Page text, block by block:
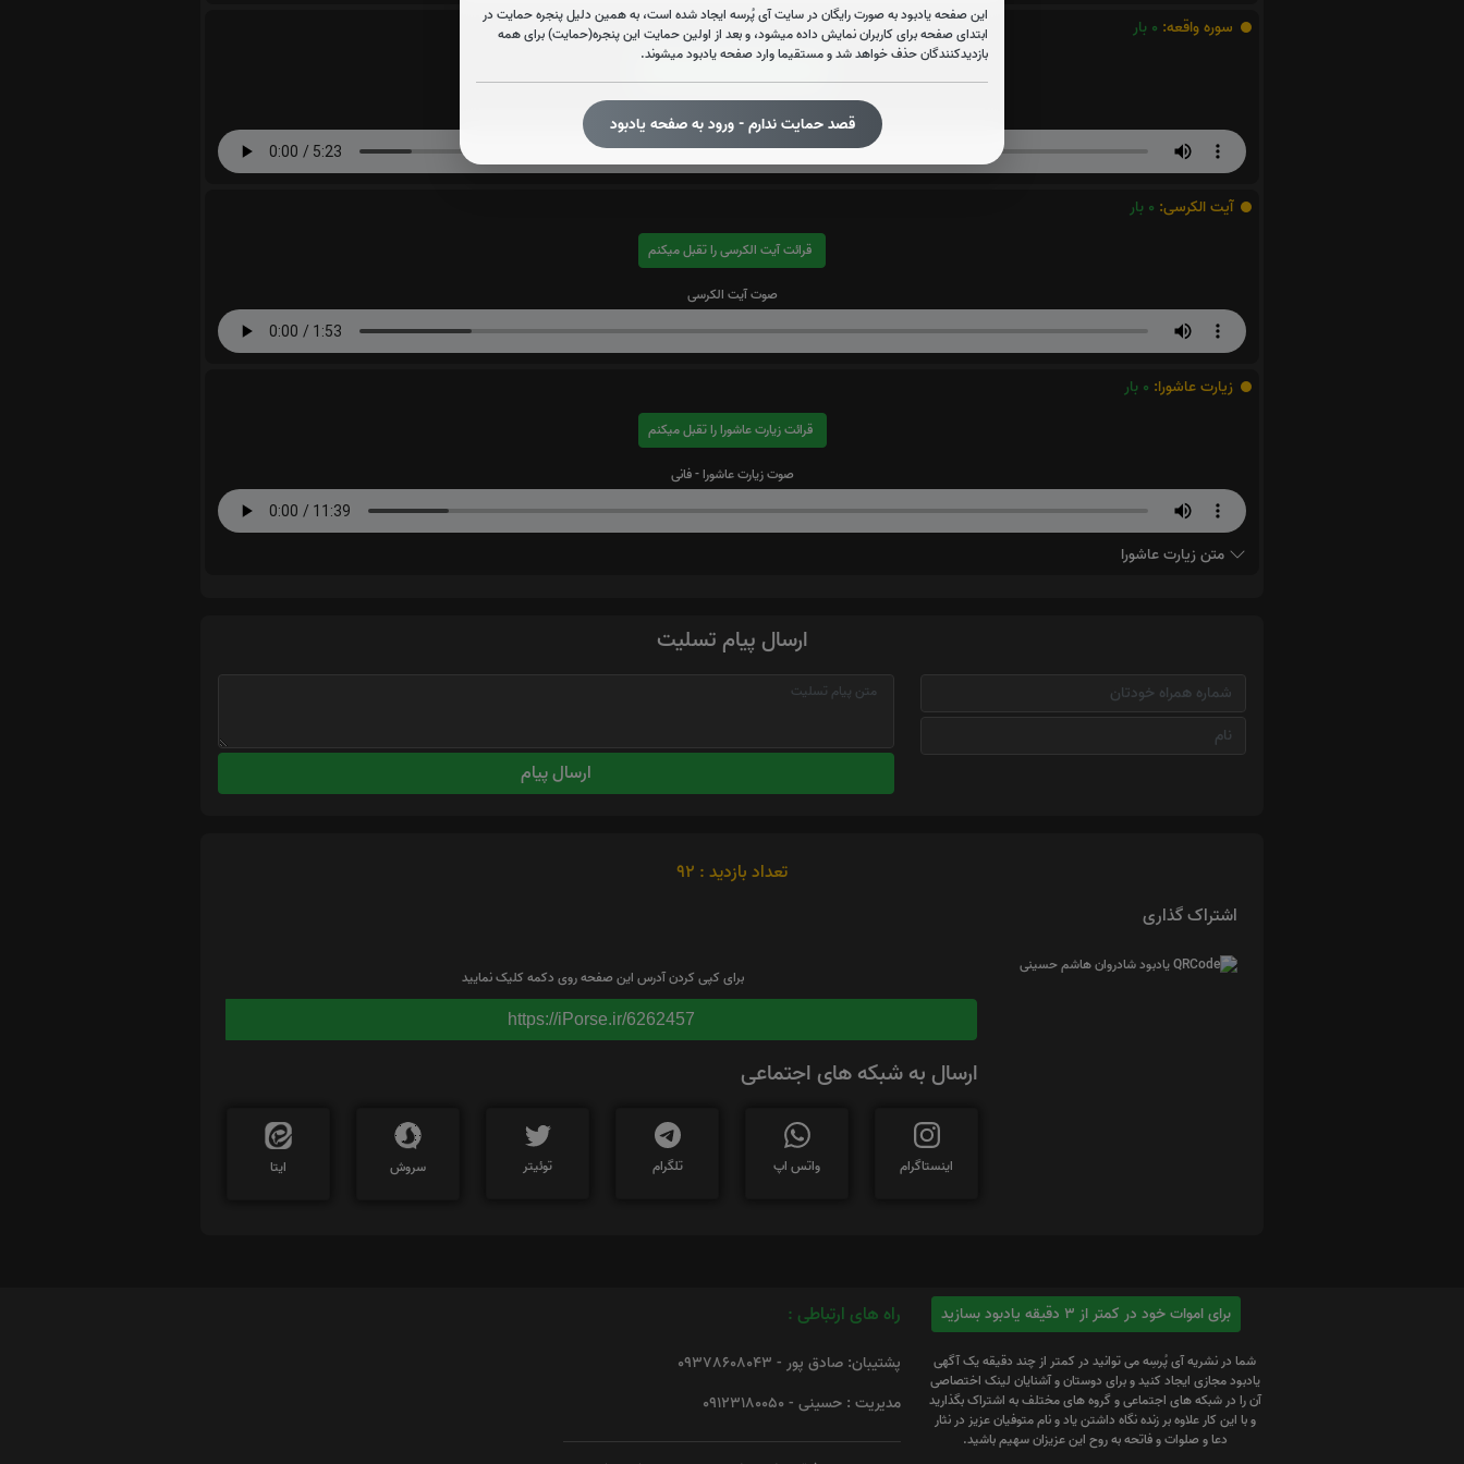
این صفحه یادبود به صورت رایگان در سایت آی پُرسه ایجاد شده است، به همین دلیل پنجره حمایت در
ابتدای صفحه برای کاربران نمایش داده میشود، و بعد از اولین حمایت این پنجره(حمایت) برای همه
بازدیدکنندگان حذف خواهد شد و مستقیما وارد صفحه یادبود میشوند.
قصد حمایت ندارم - ورود به صفحه یادبود
سوره واقعه: 0 بار
صوت سوره واقعه
آیت الکرسی: 0 بار
قرائت آیت الکرسی را تقبل میکنم
صوت آیت الکرسی
زیارت عاشورا: 0 بار
قرائت زیارت عاشورا را تقبل میکنم
صوت زیارت عاشورا - فانی
متن زیارت عاشورا
ارسال پیام تسلیت
ارسال پیام
تعداد بازدید : 92
اشتراک گذاری
برای کپی کردن آدرس این صفحه روی دکمه کلیک نمایید
https://iPorse.ir/6262457
ارسال به شبکه های اجتماعی
اینستاگرام واتس اپ تلگرام توئیتر سروش ایتا
برای اموات خود در کمتر از 3 دقیقه یادبود بسازید
شما در نشریه آی پُرسِه می توانید در کمتر از چند دقیقه یک آگهی
یادبود مجازی ایجاد کنید و برای دوستان و آشنایان لینک اختصاصی
آن را در شبکه های اجتماعی و گروه های مختلف به اشتراک بگذارید
و با این کار علاوه بر زنده نگاه داشتن یاد و نام متوفیان عزیز در نثار
دعا و صلوات و فاتحه به روح این عزیزان سهیم باشید.
راه های ارتباطی :
پشتیبان: صادق پور - 09378608043
مدیریت : حسینی - 09123180050